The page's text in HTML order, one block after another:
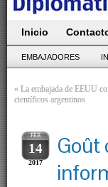
Inicio
EMBAJADORES
« La embajada de EEUU
científicos argentinos
FEB
14
2017
Goût